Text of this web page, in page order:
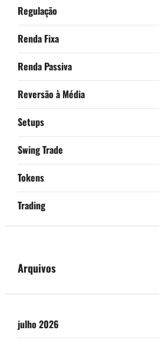
Regulação
Renda Fixa
Renda Passiva
Reversão à Média
Setups
Swing Trade
Tokens
Trading
Arquivos
julho 2026